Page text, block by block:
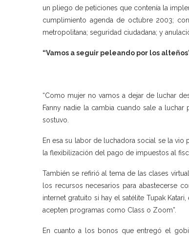
un pliego de peticiones que contenía la
cumplimiento agenda de octubre 2003;
metropolitana; seguridad ciudadana; y
“Vamos a seguir peleando por los
“Como mujer no vamos a dejar de luchar
Fanny nadie la cambia cuando sale a
sostuvo.
En esa su labor de luchadora social se la
la flexibilización del pago de impuestos al
También se refirió al tema de las clases
los recursos necesarios para abastecerse
internet gratuito si hay el satélite Tupak
acepten programas como Class o Zoom”.
En cuanto a los bonos que entregó el